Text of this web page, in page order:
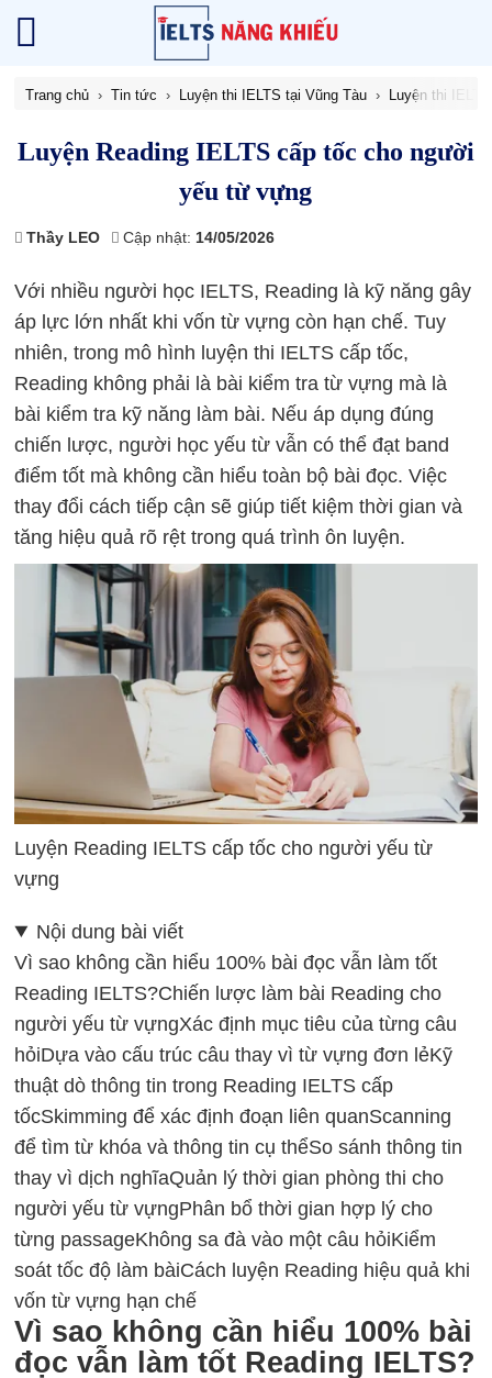
Trang chủ Tin tức Luyện thi IELTS tại Vũng Tàu Luyện thi
Luyện Reading IELTS cấp tốc cho người
yếu từ vựng
Thầy LEO Cập nhật: 14/05/2026
Với nhiều người học IELTS, Reading là kỹ năng gây
áp lực lớn nhất khi vốn từ vựng còn hạn chế. Tuy
nhiên, trong mô hình luyện thi IELTS cấp tốc,
Reading không phải là bài kiểm tra từ vựng mà là
bài kiểm tra kỹ năng làm bài. Nếu áp dụng đúng
chiến lược, người học yếu từ vẫn có thể đạt band
điểm tốt mà không cần hiểu toàn bộ bài đọc. Việc
thay đổi cách tiếp cận sẽ giúp tiết kiệm thời gian và
tăng hiệu quả rõ rệt trong quá trình ôn luyện.
Luyện Reading IELTS cấp tốc cho người yếu từ
vựng
Nội dung bài viết
Vì sao không cần hiểu 100% bài đọc vẫn làm tốt
Reading IELTS?Chiến lược làm bài Reading cho
người yếu từ vựngXác định mục tiêu của từng câu
hỏiDựa vào cấu trúc câu thay vì từ vựng đơn lẻKỹ
thuật dò thông tin trong Reading IELTS cấp
tốcSkimming để xác định đoạn liên quanScanning
để tìm từ khóa và thông tin cụ thểSo sánh thông tin
thay vì dịch nghĩaQuản lý thời gian phòng thi cho
người yếu từ vựngPhân bổ thời gian hợp lý cho
từng passageKhông sa đà vào một câu hỏiKiểm
soát tốc độ làm bàiCách luyện Reading hiệu quả khi
vốn từ vựng hạn chế
Vì sao không cần hiểu 100% bài
đọc vẫn làm tốt Reading IELTS?